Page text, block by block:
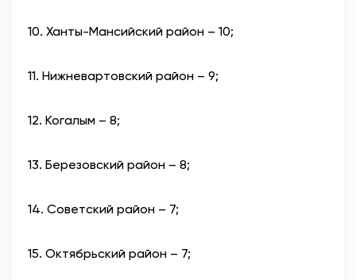
10. Ханты-Мансийский район – 10;
11. Нижневартовский район – 9;
12. Когалым – 8;
13. Березовский район – 8;
14. Советский район – 7;
15. Октябрьский район – 7;